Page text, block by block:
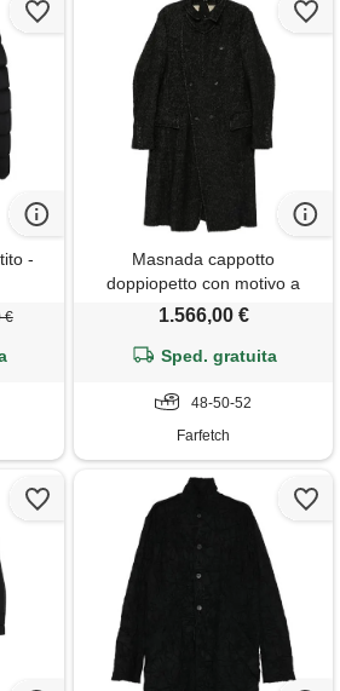
-
€
Masnada cappotto
doppiopetto con motivo a
spina di pesce - grigio
1.566,00 €
Sped. gratuita
48-50-52
Farfetch